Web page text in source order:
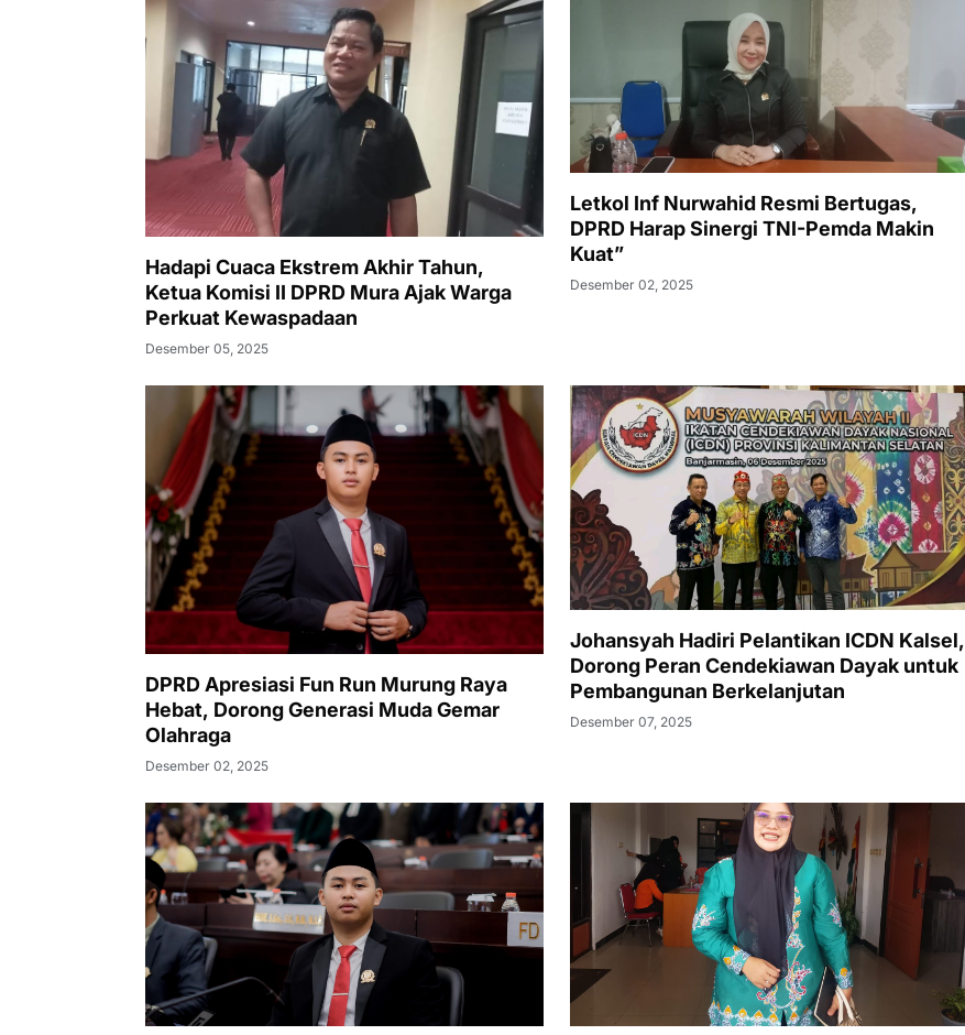
Hadapi Cuaca Ekstrem Akhir Tahun,
Ketua Komisi II DPRD Mura Ajak Warga
Perkuat Kewaspadaan
Desember 05, 2025
Letkol Inf Nurwahid Resmi Bertugas,
DPRD Harap Sinergi TNI-Pemda Makin
Kuat”
Desember 02, 2025
DPRD Apresiasi Fun Run Murung Raya
Hebat, Dorong Generasi Muda Gemar
Olahraga
Desember 02, 2025
Johansyah Hadiri Pelantikan ICDN Kalsel,
Dorong Peran Cendekiawan Dayak untuk
Pembangunan Berkelanjutan
Desember 07, 2025